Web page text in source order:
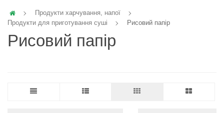
Продукти харчування, напої
Продукти для приготування суші
Рисовий папір
Рисовий папір